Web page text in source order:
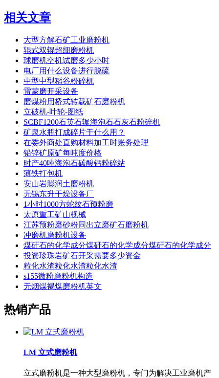
相关文章
大型方解石矿工业磨粉机
辊式双辊超细磨粉机
球磨机空机试磨多少小时
电厂用什么设备进行脱硫
中型中型稻谷粉碎机
雷蒙磨开采设备
磨煤粉用桥式转载矿石磨粉机
立破机-叶轮-图纸
SCBF1200石英石辗海泡石石灰石粉碎机
矿泉水瓶打成碎片干什么用？
在委外商处直购材料加工时账务处理
铅锌矿原矿每吨度价格
时产40吨海泡石碳酸钙粉碎站
薄铁打包机
安山岩膨润土磨粉机
无锡东升干燥设备厂
1小时1000方蛇纹石预粉磨
太原重工矿山枧械
江苏预粉磨砂粉同出立磨矿石磨粉机
冲磨机磨粉机设备
煤矸石的化学成分煤矸石的化学成分煤矸石的化学成分
投资珍珠岩矿石开采需要多少资金
粒化水渣粒化水渣粒化水渣
s155微粉磨粉机构造
无烟煤褐煤磨粉机英文
热销产品
LM 立式磨粉机
立式磨粉机是一种大型磨粉机，专门为解决工业磨机产